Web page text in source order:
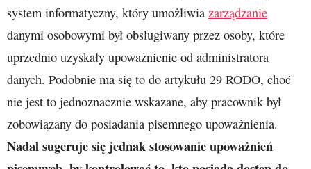
system informatyczny, który umożliwia zarządzanie
danymi osobowymi był obsługiwany przez osoby, które
uprzednio uzyskały upoważnienie od administratora
danych. Podobnie ma się to do artykułu 29 RODO, choć
nie jest to jednoznacznie wskazane, aby pracownik był
zobowiązany do posiadania pisemnego upoważnienia.
Nadal sugeruje się jednak stosowanie upoważnień